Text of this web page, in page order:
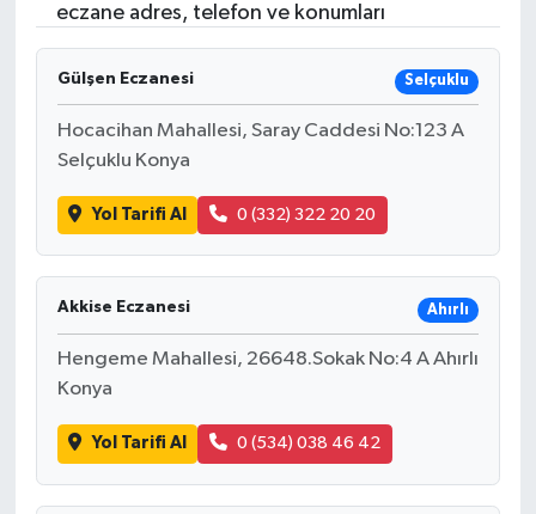
eczane adres, telefon ve konumları
Gülşen Eczanesi Selçuklu
Hocacihan Mahallesi, Saray Caddesi No:123 A
Selçuklu Konya
Yol Tarifi Al 0 (332) 322 20 20
Akkise Eczanesi Ahırlı
Hengeme Mahallesi, 26648.Sokak No:4 A Ahırlı
Konya
Yol Tarifi Al 0 (534) 038 46 42